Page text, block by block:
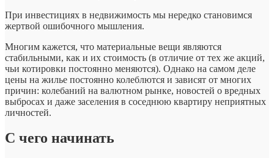
При инвестициях в недвижимость мы нередко становимся
жертвой ошибочного мышления.
Многим кажется, что материальные вещи являются
стабильными, как и их стоимость (в отличие от тех же акций,
чьи котировки постоянно меняются). Однако на самом деле
цены на жилье постоянно колеблются и зависят от многих
причин: колебаний на валютном рынке, новостей о вредных
выбросах и даже заселения в соседнюю квартиру неприятных
личностей.
С чего начинать